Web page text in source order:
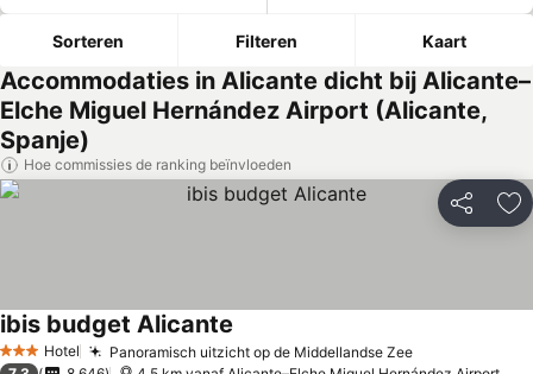
Sorteren Filteren Kaart
Accommodaties in Alicante dicht bij Alicante–
Elche Miguel Hernández Airport (Alicante,
Spanje)
Hoe commissies de ranking beïnvloeden
Delen
3 SterrenHotel Panoramisch uitzicht op de Middellandse Zee
ibis budget Alicante